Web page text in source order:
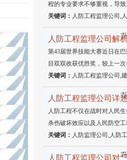
程的专业要求不够重视，导
关键词： 人防工程监理公司,
人防工程监理公司解
第43届世界技能大赛近日在
目双双收获优胜奖，较上一
关键词： 人防工程监理公司,
人防工程监理公司详
人防工程不仅在战时对人民
杀伤破坏效应以及人民防空
关键词： 人防监理公司,人防
人防工程监理公司对